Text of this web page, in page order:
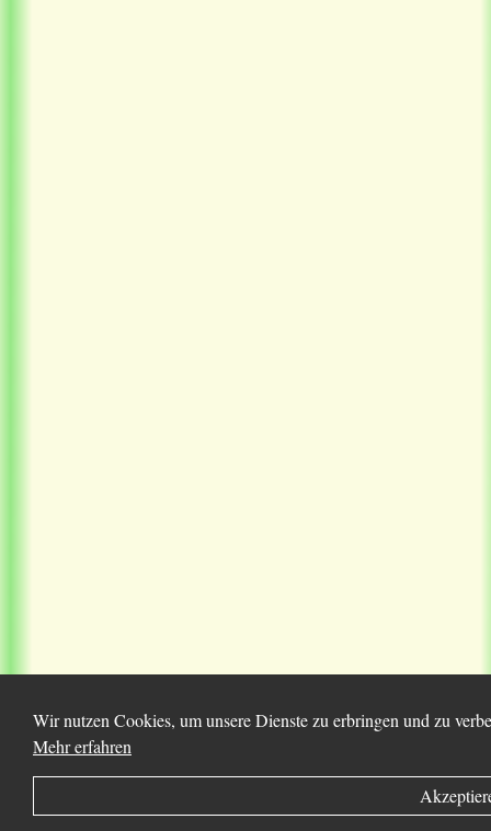
Wir nutzen Cookies, um unsere Dienste zu erbringen und zu
Mehr erfahren